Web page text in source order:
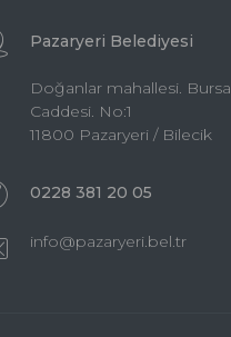
Pazaryeri Belediyesi
Doğanlar mahallesi. Bursa
Caddesi. No:1
11800 Pazaryeri / Bilecik
0228 381 20 05
info@pazaryeri.bel.tr